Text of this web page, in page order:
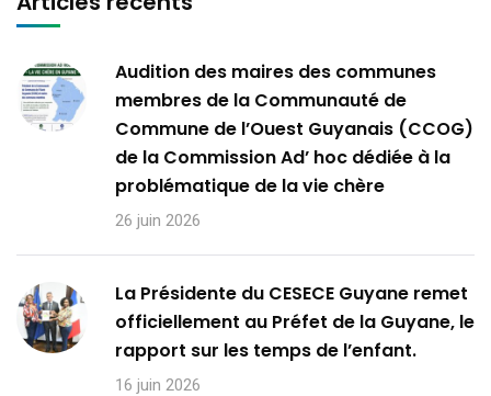
Audition des maires des communes
membres de la Communauté de
Commune de l’Ouest Guyanais (CCOG)
de la Commission Ad’ hoc dédiée à la
problématique de la vie chère
26 juin 2026
La Présidente du CESECE Guyane remet
officiellement au Préfet de la Guyane, le
rapport sur les temps de l’enfant.
16 juin 2026